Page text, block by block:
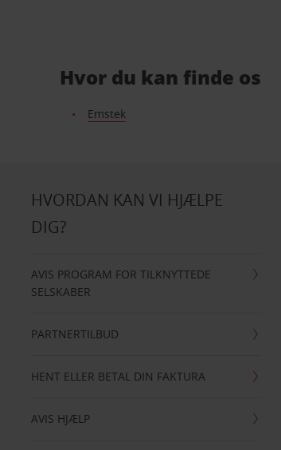
Hvor du kan finde os
Emstek
HVORDAN KAN VI HJÆLPE
DIG?
AVIS PROGRAM FOR TILKNYTTEDE
SELSKABER
PARTNERTILBUD
HENT ELLER BETAL DIN FAKTURA
AVIS HJÆLP